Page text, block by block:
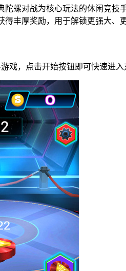
陀螺对战为核心玩法的休闲竞
得丰厚奖励，用于解锁更强大、
戏，点击开始按钮即可快速进入